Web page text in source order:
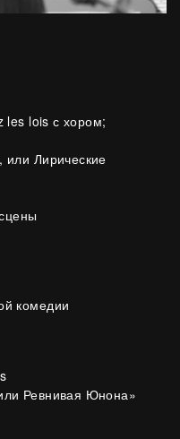
les lois с хором;
Лирические
комедии
Ревнивая Юнона»